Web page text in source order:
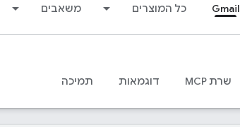
Gmail כל המוצרים משאבים
שרת MCP דוגמאות תמיכה